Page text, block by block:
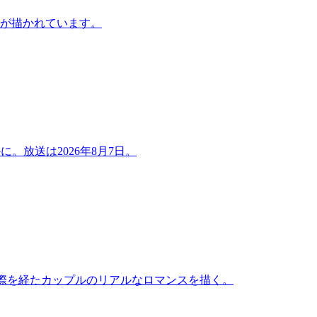
描かれています。
放送は2026年8月7日。
経たカップルのリアルなロマンスを描く。